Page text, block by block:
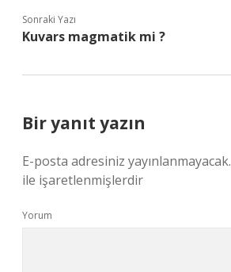
Sonraki Yazı
Kuvars magmatik mi ?
Bir yanıt yazın
E-posta adresiniz yayınlanmayacak.
ile işaretlenmişlerdir
Yorum